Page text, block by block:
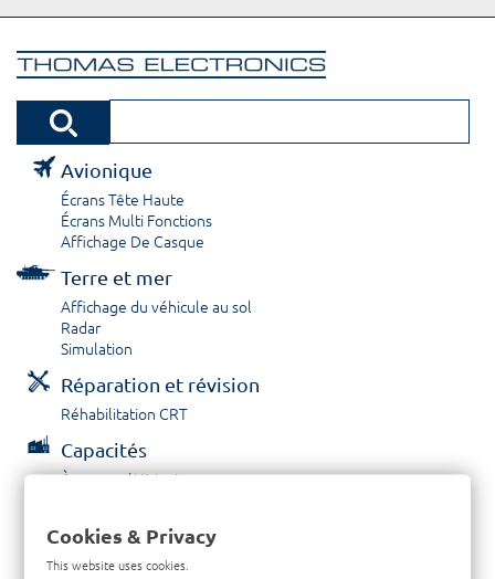
Avionique
Écrans Tête Haute
Écrans Multi Fonctions
Affichage De Casque
Terre et mer
Affichage du véhicule au sol
Radar
Simulation
Réparation et révision
Réhabilitation CRT
Capacités
À propos / Historique
Contactez nous
Cookies & Privacy
This website uses cookies.